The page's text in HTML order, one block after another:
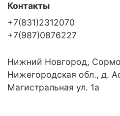
Контакты
+7(831)2312070
+7(987)0876227
Нижний Новгород,
Нижегородская обл., д.
Магистральная ул. 1а